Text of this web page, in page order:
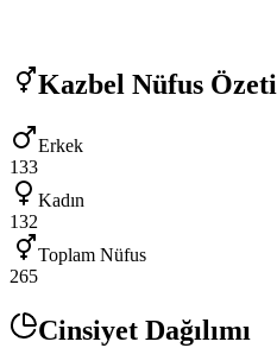
Kazbel Nüfus Özeti
Erkek
133
Kadın
132
Toplam Nüfus
265
Cinsiyet Dağılımı